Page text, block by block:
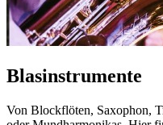
Blasinstrumente
Von Blockflöten, Saxophon,